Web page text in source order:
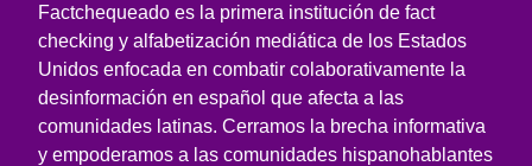
Factchequeado es la primera institución de fact
checking y alfabetización mediática de los Estados
Unidos enfocada en combatir colaborativamente la
desinformación en español que afecta a las
comunidades latinas. Cerramos la brecha informativa
y empoderamos a las comunidades hispanohablantes